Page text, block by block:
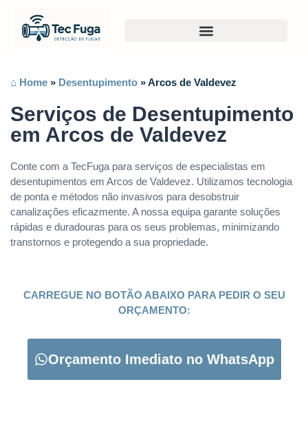
⌂ Home » Desentupimento »Arcos de Valdevez
Serviços de Desentupimento
em Arcos de Valdevez
Conte com a TecFuga para serviços de especialistas em
desentupimentos em Arcos de Valdevez. Utilizamos tecnologia
de ponta e métodos não invasivos para desobstruir
canalizações eficazmente. A nossa equipa garante soluções
rápidas e duradouras para os seus problemas, minimizando
transtornos e protegendo a sua propriedade.
CARREGUE NO BOTÃO ABAIXO PARA PEDIR O SEU
ORÇAMENTO:
Orçamento Imediato no WhatsApp